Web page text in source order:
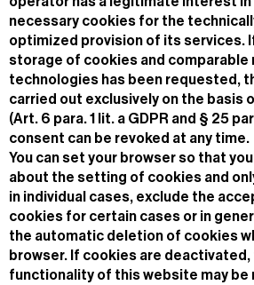
necessary cookies for the
optimized provision of its services.
storage of cookies and
technologies has been requested,
carried out exclusively on the basis
(Art. 6 para. 1 lit. a GDPR and § 25
consent can be revoked at any time.
You can set your browser so that
about the setting of cookies and
in individual cases, exclude the
cookies for certain cases or in
the automatic deletion of cookies
browser. If cookies are deactivated,
functionality of this website may